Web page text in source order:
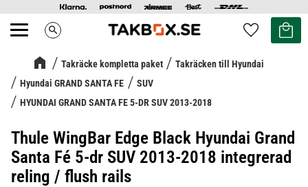
Meny search Favoriter
Kundvagn
Takräcke kompletta paket
Takräcken till Hyundai
Hyundai GRAND SANTA FE
SUV
HYUNDAI GRAND SANTA FE 5-DR SUV 2013-2018
Thule WingBar Edge Black Hyundai Grand
Santa Fé 5-dr SUV 2013-2018 integrerad
reling / flush rails